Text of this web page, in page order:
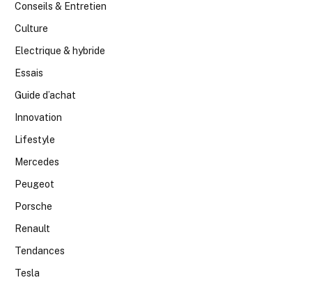
Conseils & Entretien
Culture
Electrique & hybride
Essais
Guide d’achat
Innovation
Lifestyle
Mercedes
Peugeot
Porsche
Renault
Tendances
Tesla